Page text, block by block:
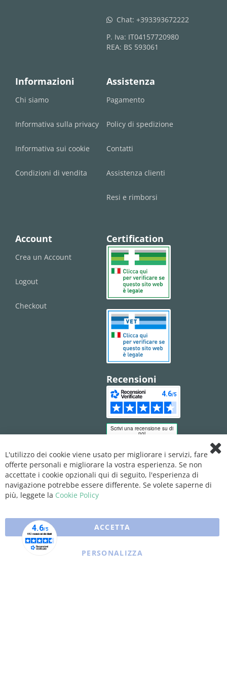
whatsapp Chat: +393393672222
P. Iva: IT04157720980
REA: BS 593061
Informazioni
Chi siamo
Informativa sulla privacy
Informativa sui cookie
Condizioni di vendita
Assistenza
Pagamento
Policy di spedizione
Contatti
Assistenza clienti
Resi e rimborsi
Account
Crea un Account
Logout
Checkout
Certification
Recensioni
L'utilizzo dei cookie viene usato per migliorare i servizi, fare
offerte personali e migliorare la vostra esperienza. Se non
accettate i cookie opzionali qui di seguito, l'esperienza di
navigazione potrebbe essere differente. Se volete saperne di
più, leggete la Cookie Policy
ACCETTA
PERSONALIZZA